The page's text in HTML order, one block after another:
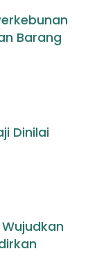
Barang
Dinilai